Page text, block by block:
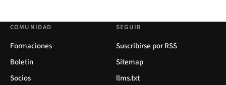
COMUNIDAD
Formaciones
Boletín
Socios
SEGUIR
Suscribirse por RSS
Sitemap
llms.txt